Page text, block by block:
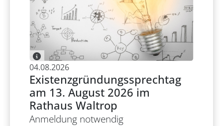
04.08.2026
Existenzgründungssprechtag
am 13. August 2026 im
Rathaus Waltrop
Anmeldung notwendig